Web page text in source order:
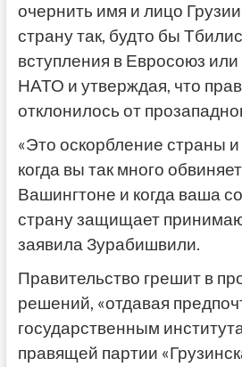
очернить имя и лицо
страну так, будто бы
вступления в Евросоюз или
НАТО и утверждая, что
отклонилось от
«Это оскорбление страны
когда вы так много
Вашингтоне и когда ваша
страну защищает
заявила Зурабишвили.
Правительство грешит в
решений, «отдавая
государственным
правящей партии